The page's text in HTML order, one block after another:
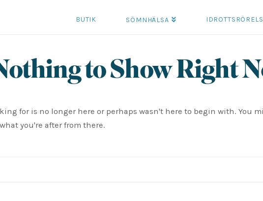
BUTIK
SÖMNHÄLSA
to Show Right
for is no longer here or perhaps wasn't here to begin with. You
you're after from there.